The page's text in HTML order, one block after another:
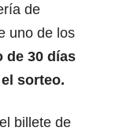
de
uno de los
de 30 días
sorteo.
billete de